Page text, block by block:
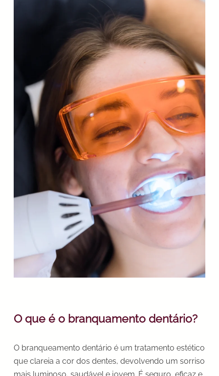
O que é o branquamento dentário?
O branqueamento dentário é um tratamento estético
que clareia a cor dos dentes, devolvendo um sorriso